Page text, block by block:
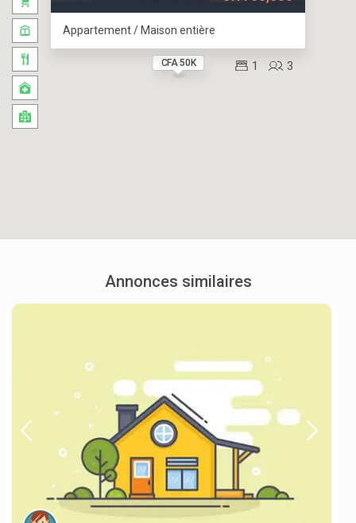
CFA 50K
Appartement / Maison entière
3
1
Annonces similaires